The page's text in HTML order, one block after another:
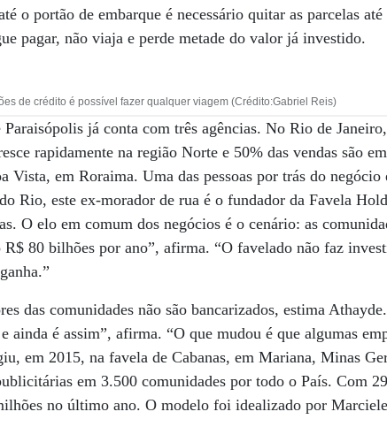
o portão de embarque é necessário quitar as parcelas até
pagar, não viaja e perde metade do valor já investido.
de crédito é possível fazer qualquer viagem (Crédito:Gabriel Reis)
já conta com três agências. No Rio de
rapidamente na região Norte e 50% das vendas são
Vista, em Roraima. Uma das pessoas por trás do
Rio, este ex-morador de rua é o fundador da Favela
O elo em comum dos negócios é o cenário: as
80 bilhões por ano”, afirma. “O favelado não faz
das comunidades não são bancarizados, estima
ainda é assim”, afirma. “O que mudou é que algumas
em 2015, na favela de Cabanas, em Mariana, Minas
em 3.500 comunidades por todo o País. Com
no último ano. O modelo foi idealizado por